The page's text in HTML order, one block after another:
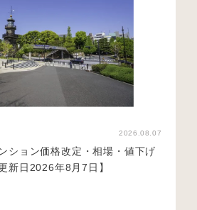
2026.08.07
ション価格改定・相場・値下げ
新日2026年8月7日】